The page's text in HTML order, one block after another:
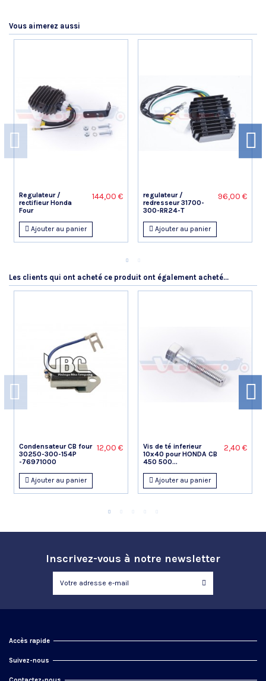
VOIR L'ATTESTATION
Basé sur 2 avis
Claude P.
(Date de commande : 13/05/2020)
Bien mais de moins bonne qualité que l'origine
Xavier Z.
Publié le 01/05/2020 à 04:39 (Date de commande : 14/04/2020)
Conforme
Vous aimerez aussi
Regulateur /
rectifieur Honda
Four
144,00 €
Ajouter au panier
regulateur /
redresseur 31700-
300-RR24-T
96,00 €
Ajouter au panier
Les clients qui ont acheté ce produit ont également acheté...
Condensateur CB four
30250-300-154P
-76971000
12,00 €
Ajouter au panier
Vis de té inferieur
10x40 pour HONDA CB
450 500...
2,40 €
Ajouter au panier
Inscrivez-vous à notre newsletter
Accès rapide
Suivez-nous